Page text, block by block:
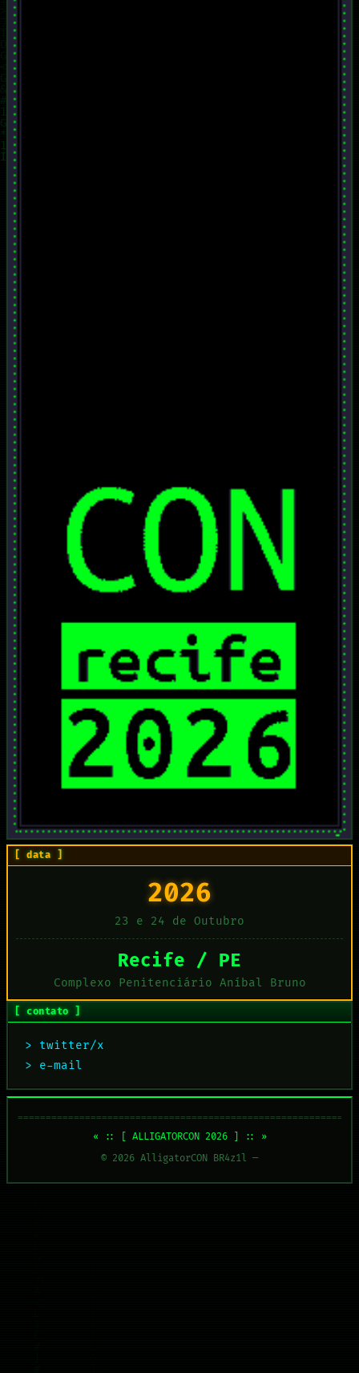
[ data ]
2026
23 e 24 de Outubro
Recife / PE
Complexo Penitenciário Aníbal Bruno
[ contato ]
> twitter/x
> e-mail
« :: [ ALLIGATORCON 2026 ] :: »
© 2026 AlligatorCON BR4z1l —